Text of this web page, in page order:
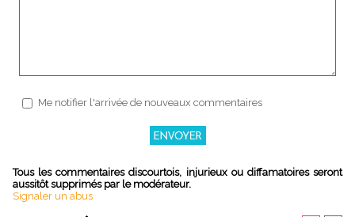
Me notifier l'arrivée de nouveaux commentaires
Tous les commentaires discourtois, injurieux ou diffamatoires seront
aussitôt supprimés par le modérateur.
Signaler un abus